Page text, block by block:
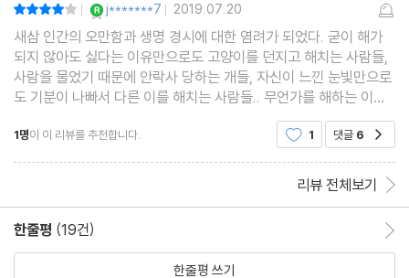
| j*******7 | 2019.07.20
새삼 인간의 오만함과 생명 경시에 대한 염려가 되었다. 굳이 해가
되지 않아도 싫다는 이유만으로도 고양이를 던지고 해치는 사람들,
사람을 물었기 때문에 안락사 당하는 개들, 자신이 느낀 눈빛만으로
도 기분이 나빠서 다른 이를 해치는 사람들.. 무언가를 해하는 이유
가 너무 쉬워서, 어이가 없어서, 또 황망해서.. 너무 무서우면서 이런
게 종말이 아니면 그 어떤 게 종말일까, 그런
1명이 이 리뷰를 추천합니다. 1 댓글 6
리뷰 전체보기
한줄평 (19건)
한줄평 쓰기